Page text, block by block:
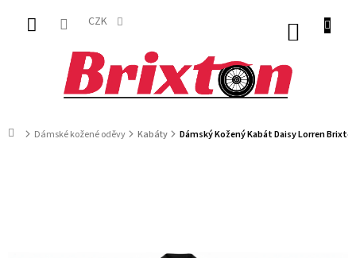
obsah
CZK
DomůDámské kožené oděvy Kabáty Dámský Kožený Kabát Daisy Lorren